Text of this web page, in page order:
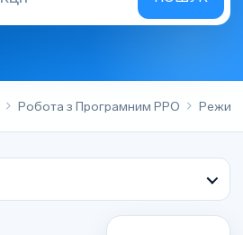
Робота з Програмним РРО Режим